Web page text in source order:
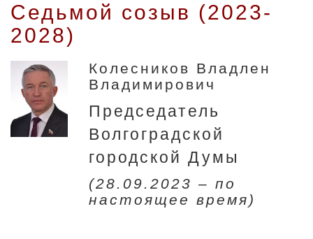
Седьмой созыв (2023-
2028)
Колесников Владлен
Владимирович
Председатель
Волгоградской
городской Думы
(28.09.2023 – по
настоящее время)